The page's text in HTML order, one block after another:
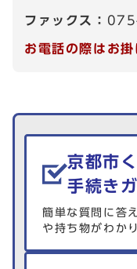
ファックス：
お電話の際はお
生活情報を探
京都市
手続き
簡単な質問に答
や持ち物がわか